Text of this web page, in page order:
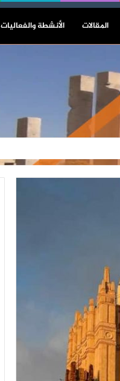
المقالات الأنشطة والفعاليات